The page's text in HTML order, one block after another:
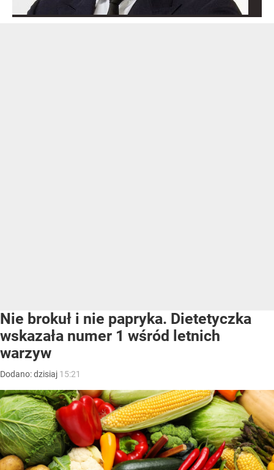
Nie brokuł i nie papryka. Dietetyczka
wskazała numer 1 wśród letnich
warzyw
Dodano:dzisiaj 15:21